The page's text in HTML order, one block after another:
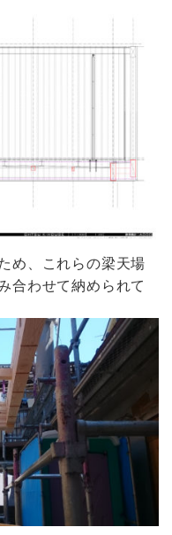
め、これらの梁天場
合わせて納められて